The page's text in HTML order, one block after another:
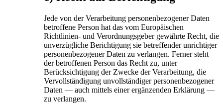
Jede von der Verarbeitung personenbezogener Daten
betroffene Person hat das vom Europäischen
Richtlinien- und Verordnungsgeber gewährte Recht, die
unverzügliche Berichtigung sie betreffender unrichtiger
personenbezogener Daten zu verlangen. Ferner steht
der betroffenen Person das Recht zu, unter
Berücksichtigung der Zwecke der Verarbeitung, die
Vervollständigung unvollständiger personenbezogener
Daten — auch mittels einer ergänzenden Erklärung —
zu verlangen.